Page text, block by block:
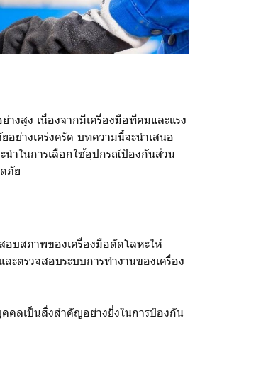
างสูง เนื่องจากมีเครื่องมือที่คมและแรง
ย่างเคร่งครัด บทความนี้จะนำเสนอ
ำในการเลือกใช้อุปกรณ์ป้องกันส่วน
ภัย
อบสภาพของเครื่องมือตัดโลหะให้
ตรวจสอบระบบการทำงานของเครื่อง
คลเป็นสิ่งสำคัญอย่างยิ่งในการป้องกัน